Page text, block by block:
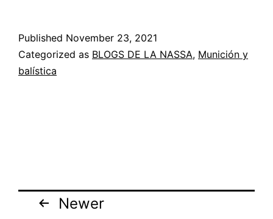
Published November 23, 2021
Categorized as BLOGS DE LA NASSA, Munición y
balística
Posts
Newer